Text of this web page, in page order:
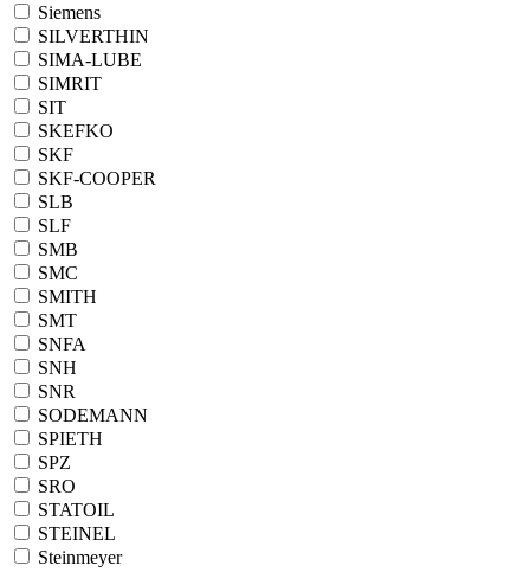
Siemens
SILVERTHIN
SIMA-LUBE
SIMRIT
SIT
SKEFKO
SKF
SKF-COOPER
SLB
SLF
SMB
SMC
SMITH
SMT
SNFA
SNH
SNR
SODEMANN
SPIETH
SPZ
SRO
STATOIL
STEINEL
Steinmeyer